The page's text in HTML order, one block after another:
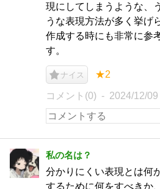
現にしてしまうような、
うな表現方法が多く挙げ
作成する時にも非常に参
す。
ナイス ★2
コメント(0) 2024/12/09
私の名は？
分かりにくい表現とは何
するために何をすべきか